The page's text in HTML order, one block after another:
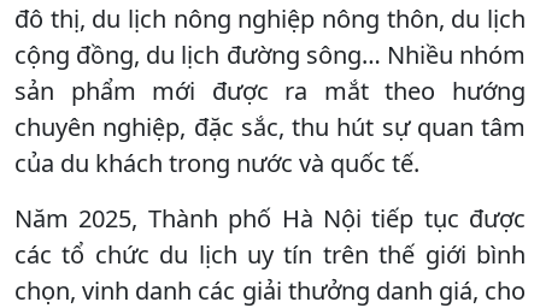
đô thị, du lịch nông nghiệp nông thôn, du lịch
cộng đồng, du lịch đường sông… Nhiều nhóm
sản phẩm mới được ra mắt theo hướng
chuyên nghiệp, đặc sắc, thu hút sự quan tâm
của du khách trong nước và quốc tế.
Năm 2025, Thành phố Hà Nội tiếp tục được
các tổ chức du lịch uy tín trên thế giới bình
chọn, vinh danh các giải thưởng danh giá, cho